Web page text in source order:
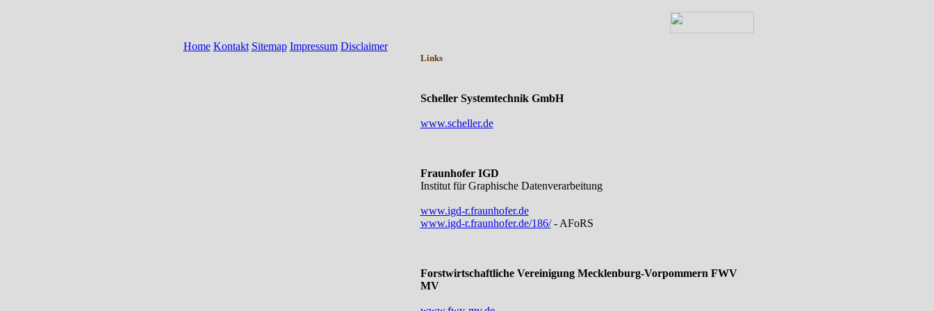
Home Kontakt Sitemap Impressum Disclaimer
Links
Scheller Systemtechnik GmbH
www.scheller.de
Fraunhofer IGD
Institut für Graphische Datenverarbeitung
www.igd-r.fraunhofer.de
www.igd-r.fraunhofer.de/186/- AFoRS
Forstwirtschaftliche Vereinigung Mecklenburg-Vorpommern FWV
MV